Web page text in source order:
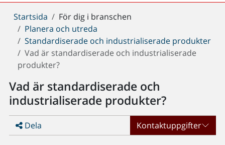
Du
är
här:
Startsida
För dig i branschen
Planera och utreda
Standardiserade och industrialiserade produkter
Vad är standardiserade och industrialiserade
produkter?
Vad är standardiserade och
industrialiserade produkter?
Dela Kontaktuppgifter